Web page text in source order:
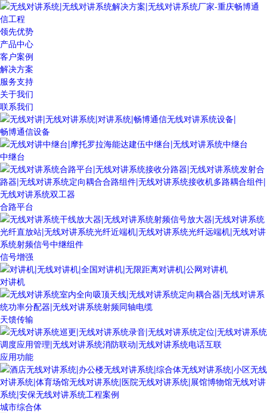
领先优势
产品中心
客户案例
解决方案
服务支持
关于我们
联系我们
畅博通信设备
中继台
合路平台
信号增强
对讲机
天馈传输
应用功能
城市综合体